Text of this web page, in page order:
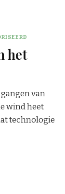
het
van
wind heet
technologie